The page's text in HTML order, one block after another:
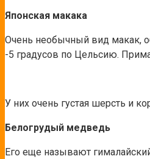
Японская макака
Очень необычный вид макак,
-5 градусов по Цельсию.
У них очень густая шерсть и
Белогрудый медведь
Его еще называют